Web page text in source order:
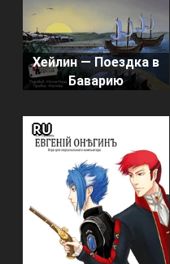
Хейлин — Поездка в
Баварию
RU